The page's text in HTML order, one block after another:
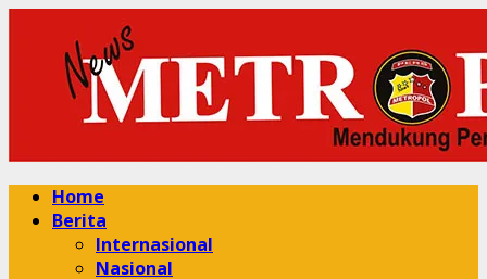
content
Primary
Menu
Home
Berita
Internasional
Nasional